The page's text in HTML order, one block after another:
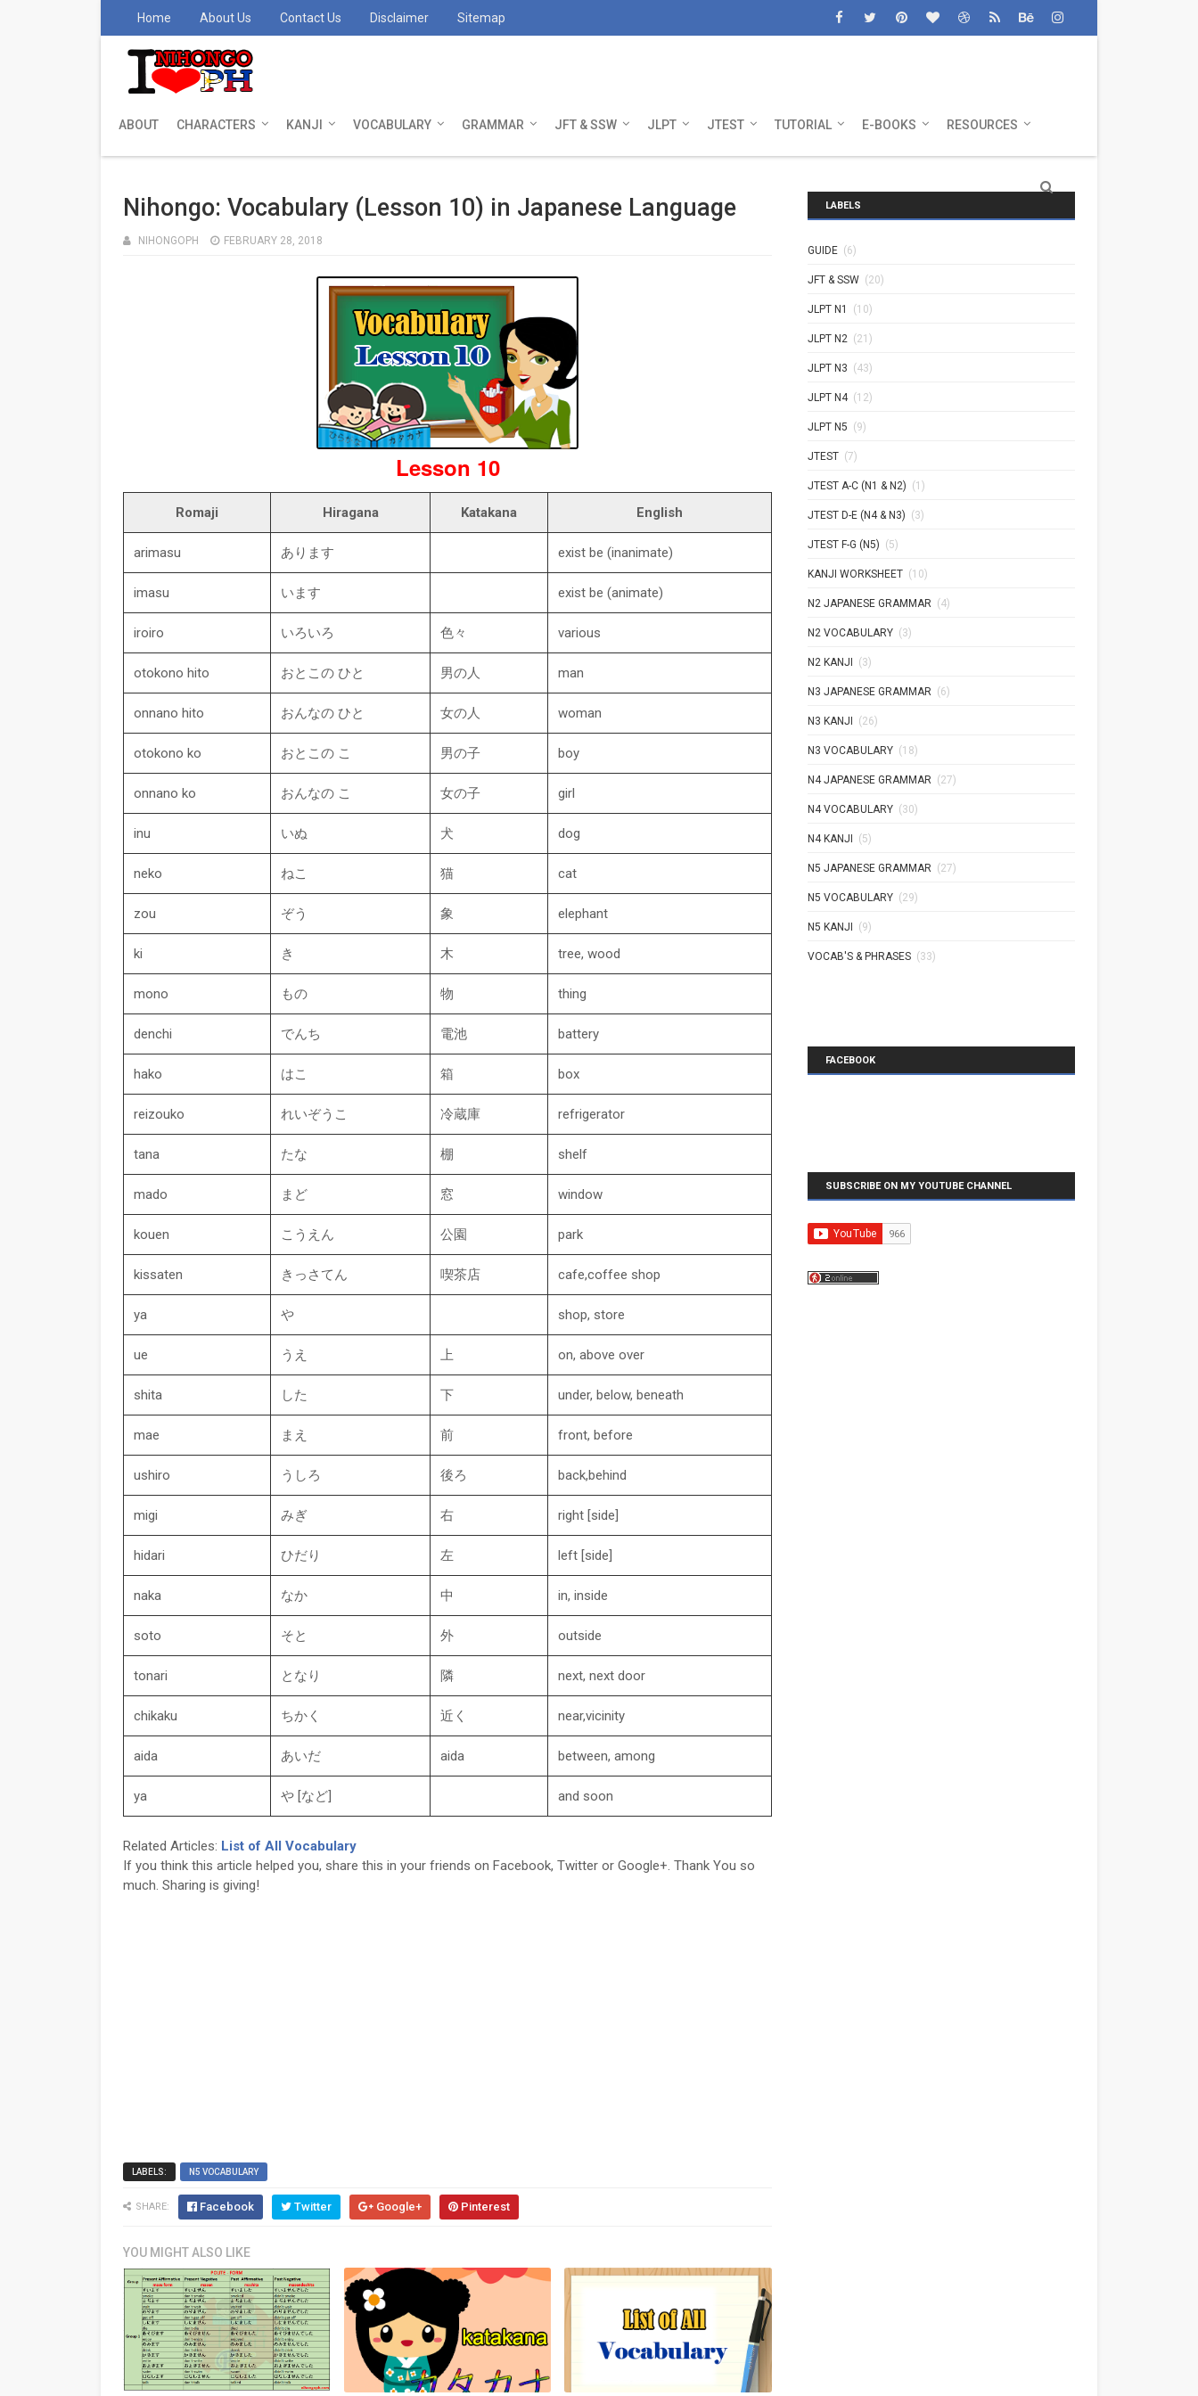
Home About Us Contact Us Disclaimer Sitemap
ABOUT CHARACTERS KANJI VOCABULARY GRAMMAR JFT & SSW JLPT JTEST TUTORIAL E-BOOKS RESOURCES
Nihongo: Vocabulary (Lesson 10) in Japanese Language
NIHONGOPH FEBRUARY 28, 2018
Lesson 10
Romaji Hiragana Katakana English
arimasu あります exist be (inanimate)
imasu います exist be (animate)
iroiro いろいろ 色々 various
otokono hito おとこの ひと 男の人 man
onnano hito おんなの ひと 女の人 woman
otokono ko おとこの こ 男の子 boy
onnano ko おんなの こ 女の子 girl
inu いぬ 犬 dog
neko ねこ 猫 cat
zou ぞう 象 elephant
ki き 木 tree, wood
mono もの 物 thing
denchi でんち 電池 battery
hako はこ 箱 box
reizouko れいぞうこ 冷蔵庫 refrigerator
tana たな 棚 shelf
mado まど 窓 window
kouen こうえん 公園 park
kissaten きっさてん 喫茶店 cafe,coffee shop
ya や shop, store
ue うえ 上 on, above over
shita した 下 under, below, beneath
mae まえ 前 front, before
ushiro うしろ 後ろ back,behind
migi みぎ 右 right [side]
hidari ひだり 左 left [side]
naka なか 中 in, inside
soto そと 外 outside
tonari となり 隣 next, next door
chikaku ちかく 近く near,vicinity
aida あいだ aida between, among
ya や [など] and soon
Related Articles: List of All Vocabulary
If you think this article helped you, share this in your friends on Facebook, Twitter or Google+. Thank You so
much. Sharing is giving!
LABELS: N5 VOCABULARY
SHARE: Facebook Twitter Google+ Pinterest
YOU MIGHT ALSO LIKE
LABELS
GUIDE (6)
JFT & SSW (20)
JLPT N1 (10)
JLPT N2 (21)
JLPT N3 (43)
JLPT N4 (12)
JLPT N5 (9)
JTEST (7)
JTEST A-C (N1 & N2) (1)
JTEST D-E (N4 & N3) (3)
JTEST F-G (N5) (5)
KANJI WORKSHEET (10)
N2 JAPANESE GRAMMAR (4)
N2 VOCABULARY (3)
N2 KANJI (3)
N3 JAPANESE GRAMMAR (6)
N3 KANJI (26)
N3 VOCABULARY (18)
N4 JAPANESE GRAMMAR (27)
N4 VOCABULARY (30)
N4 KANJI (5)
N5 JAPANESE GRAMMAR (27)
N5 VOCABULARY (29)
N5 KANJI (9)
VOCAB'S & PHRASES (33)
FACEBOOK
SUBSCRIBE ON MY YOUTUBE CHANNEL